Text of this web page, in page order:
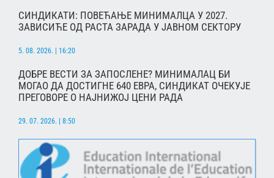
СИНДИКАТИ: ПОВЕЋАЊЕ МИНИМАЛЦА У 2027.
ЗАВИСИЋЕ ОД РАСТА ЗАРАДА У ЈАВНОМ СЕКТОРУ
5. 08. 2026. | 16:20
ДОБРЕ ВЕСТИ ЗА ЗАПОСЛЕНЕ? МИНИМАЛАЦ БИ
МОГАО ДА ДОСТИГНЕ 640 ЕВРА, СИНДИКАТ ОЧЕКУЈЕ
ПРЕГОВОРЕ О НАЈНИЖОЈ ЦЕНИ РАДА
29. 07. 2026. | 8:50